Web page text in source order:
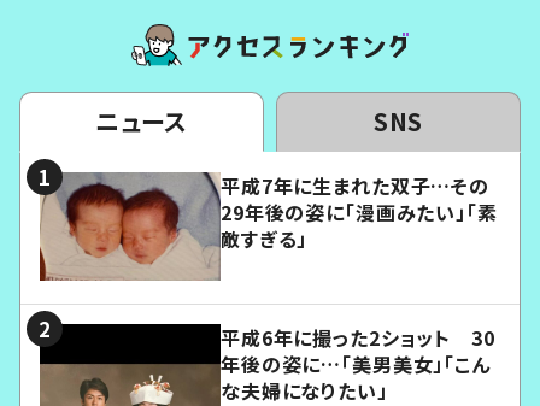
ニュース SNS
平成7年に生まれた双子…その
29年後の姿に「漫画みたい」「素
敵すぎる」
平成6年に撮った2ショット 30
年後の姿に…「美男美女」「こん
な夫婦になりたい」